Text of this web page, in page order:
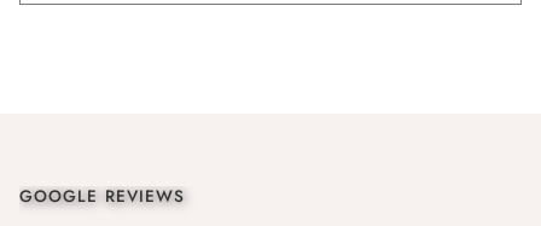
GOOGLE REVIEWS